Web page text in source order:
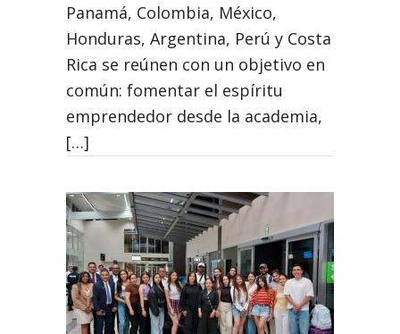
Panamá, Colombia, México,
Honduras, Argentina, Perú y Costa
Rica se reúnen con un objetivo en
común: fomentar el espíritu
emprendedor desde la academia,
[…]